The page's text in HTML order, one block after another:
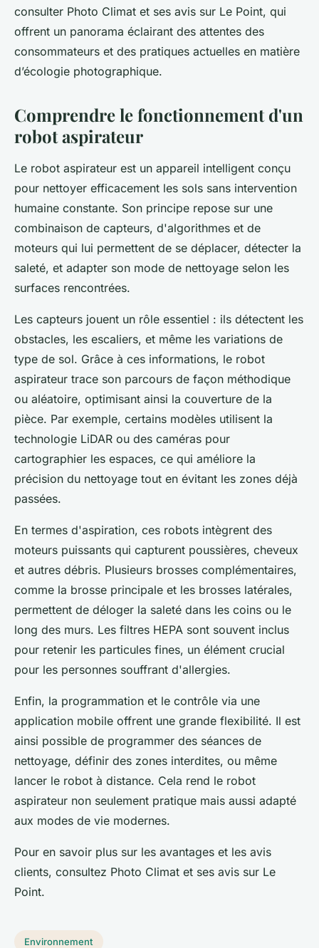
consulter Photo Climat et ses avis sur Le Point, qui
offrent un panorama éclairant des attentes des
consommateurs et des pratiques actuelles en matière
d’écologie photographique.
Comprendre le fonctionnement d'un
robot aspirateur
Le robot aspirateur est un appareil intelligent conçu
pour nettoyer efficacement les sols sans intervention
humaine constante. Son principe repose sur une
combinaison de capteurs, d'algorithmes et de
moteurs qui lui permettent de se déplacer, détecter la
saleté, et adapter son mode de nettoyage selon les
surfaces rencontrées.
Les capteurs jouent un rôle essentiel : ils détectent les
obstacles, les escaliers, et même les variations de
type de sol. Grâce à ces informations, le robot
aspirateur trace son parcours de façon méthodique
ou aléatoire, optimisant ainsi la couverture de la
pièce. Par exemple, certains modèles utilisent la
technologie LiDAR ou des caméras pour
cartographier les espaces, ce qui améliore la
précision du nettoyage tout en évitant les zones déjà
passées.
En termes d'aspiration, ces robots intègrent des
moteurs puissants qui capturent poussières, cheveux
et autres débris. Plusieurs brosses complémentaires,
comme la brosse principale et les brosses latérales,
permettent de déloger la saleté dans les coins ou le
long des murs. Les filtres HEPA sont souvent inclus
pour retenir les particules fines, un élément crucial
pour les personnes souffrant d'allergies.
Enfin, la programmation et le contrôle via une
application mobile offrent une grande flexibilité. Il est
ainsi possible de programmer des séances de
nettoyage, définir des zones interdites, ou même
lancer le robot à distance. Cela rend le robot
aspirateur non seulement pratique mais aussi adapté
aux modes de vie modernes.
Pour en savoir plus sur les avantages et les avis
clients, consultez Photo Climat et ses avis sur Le
Point.
Environnement